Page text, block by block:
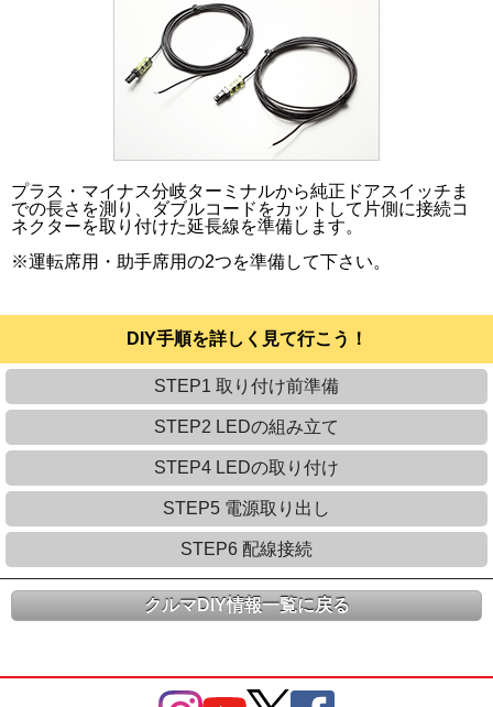
プラス・マイナス分岐ターミナルから純正ドアスイッチま
での長さを測り、ダブルコードをカットして片側に接続コ
ネクターを取り付けた延長線を準備します。
※運転席用・助手席用の2つを準備して下さい。
DIY手順を詳しく見て行こう！
STEP1 取り付け前準備
STEP2 LEDの組み立て
STEP4 LEDの取り付け
STEP5 電源取り出し
STEP6 配線接続
クルマDIY情報一覧に戻る